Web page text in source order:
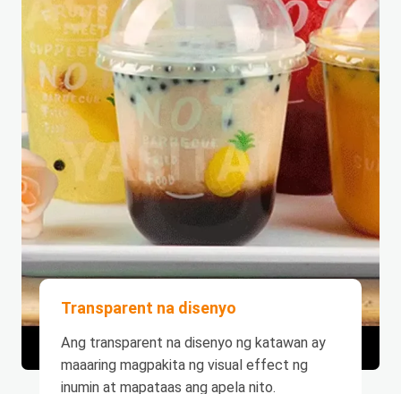
Transparent na disenyo
Ang transparent na disenyo ng katawan ay
maaaring magpakita ng visual effect ng
inumin at mapataas ang apela nito.